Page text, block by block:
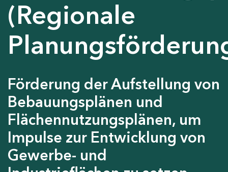
(Regionale
Förderung der Aufstellung von
Bebauungsplänen und
Flächennutzungsplänen, um
Impulse zur Entwicklung von
Gewerbe- und